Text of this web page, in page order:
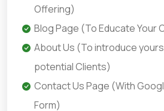
Offering)
Blog Page (To Educate Your
About Us (To introduce
potential Clients)
Contact Us Page (With
Form)